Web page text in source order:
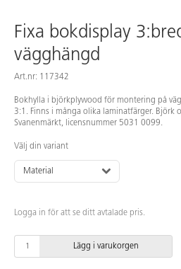
Fixa bokdisplay
vägghängd
Art.nr: 117342
Bokhylla i björkplywood för montering på
3:1. Finns i många olika laminatfärger. Björk
Svanenmärkt, licensnummer 5031 0099.
Välj din variant
Material
Logga in för att se ditt avtalade pris.
Lägg i varukorgen